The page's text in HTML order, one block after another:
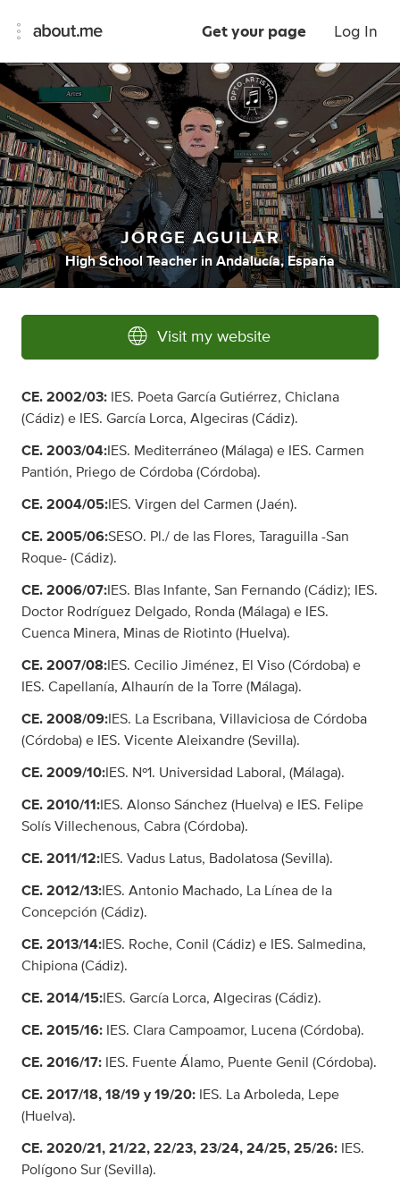
Get your page Log In
JORGE AGUILAR
High School Teacher in Andalucía, España
Visit my website
CE. 2002/03: IES. Poeta García Gutiérrez, Chiclana
(Cádiz) e IES. García Lorca, Algeciras (Cádiz).
CE. 2003/04: IES. Mediterráneo (Málaga) e IES. Carmen
Pantión, Priego de Córdoba (Córdoba).
CE. 2004/05: IES. Virgen del Carmen (Jaén).
CE. 2005/06:SESO. Pl./ de las Flores, Taraguilla -San
Roque- (Cádiz).
CE. 2006/07: IES. Blas Infante, San Fernando (Cádiz); IES.
Doctor Rodríguez Delgado, Ronda (Málaga) e IES.
Cuenca Minera, Minas de Riotinto (Huelva).
CE. 2007/08: IES. Cecilio Jiménez, El Viso (Córdoba) e
IES. Capellanía, Alhaurín de la Torre (Málaga).
CE. 2008/09: IES. La Escribana, Villaviciosa de Córdoba
(Córdoba) e IES. Vicente Aleixandre (Sevilla).
CE. 2009/10: IES. Nº1. Universidad Laboral, (Málaga).
CE. 2010/11: IES. Alonso Sánchez (Huelva) e IES. Felipe
Solís Villechenous, Cabra (Córdoba).
CE. 2011/12: IES. Vadus Latus, Badolatosa (Sevilla).
CE. 2012/13: IES. Antonio Machado, La Línea de la
Concepción (Cádiz).
CE. 2013/14: IES. Roche, Conil (Cádiz) e IES. Salmedina,
Chipiona (Cádiz).
CE. 2014/15: IES. García Lorca, Algeciras (Cádiz).
CE. 2015/16: IES. Clara Campoamor, Lucena (Córdoba).
CE. 2016/17: IES. Fuente Álamo, Puente Genil (Córdoba).
CE. 2017/18, 18/19 y 19/20: IES. La Arboleda, Lepe
(Huelva).
CE. 2020/21, 21/22, 22/23, 23/24, 24/25, 25/26: IES.
Polígono Sur (Sevilla).